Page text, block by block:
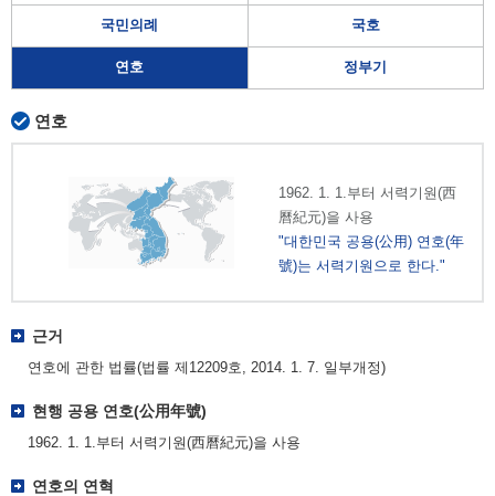
국민의례 국호
연호 정부기
연호
1962. 1. 1.부터 서력기원(西
曆紀元)을 사용
"대한민국 공용(公用) 연호(年
號)는 서력기원으로 한다."
근거
연호에 관한 법률(법률 제12209호, 2014. 1. 7. 일부개정)
현행 공용 연호(公用年號)
1962. 1. 1.부터 서력기원(西曆紀元)을 사용
연호의 연혁